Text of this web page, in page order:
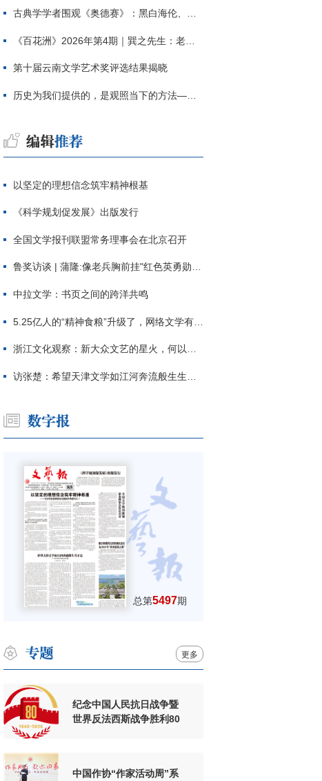
古典学学者围观《奥德赛》：黑白海伦、佩涅罗佩的别针与神秘入侵者
《百花洲》2026年第4期｜巽之先生：老兵朱向前侧记三题
第十届云南文学艺术奖评选结果揭晓
历史为我们提供的，是观照当下的方法——历史题材非虚构写作多人谈
以坚定的理想信念筑牢精神根基
《科学规划促发展》出版发行
全国文学报刊联盟常务理事会在北京召开
鲁奖访谈 | 蒲隆:像老兵胸前挂"红色英勇勋章"
中拉文学：书页之间的跨洋共鸣
5.25亿人的“精神食粮”升级了，网络文学有了哪些新变化？
浙江文化观察：新大众文艺的星火，何以燎原？
访张楚：希望天津文学如江河奔流般生生不息
总第5497期
更多
纪念中国人民抗日战争暨
世界反法西斯战争胜利80
中国作协“作家活动周”系